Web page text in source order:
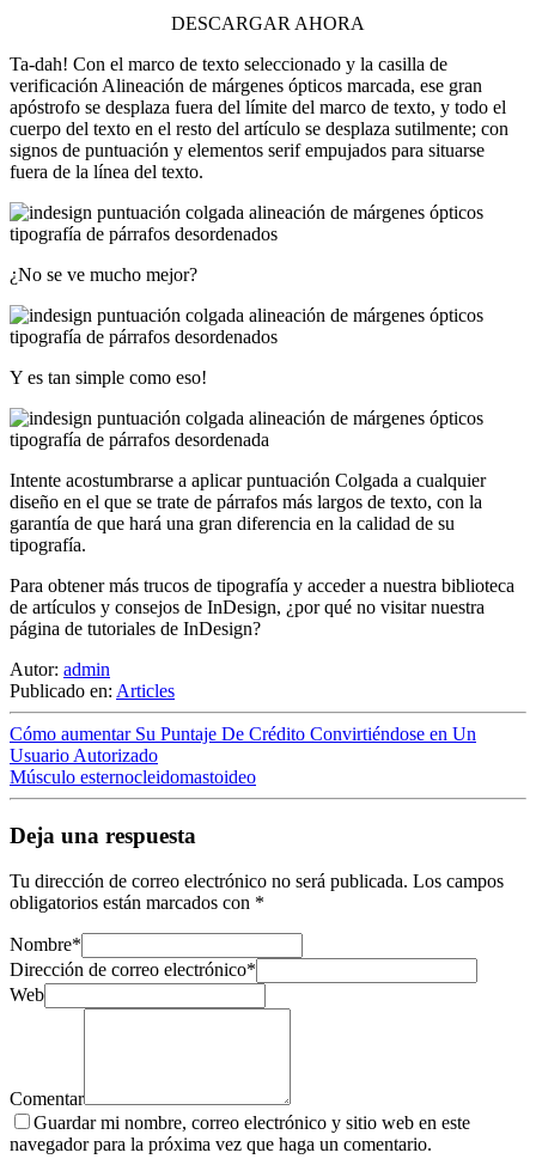
DESCARGAR AHORA
Ta-dah! Con el marco de texto seleccionado y la casilla de
verificación Alineación de márgenes ópticos marcada, ese gran
apóstrofo se desplaza fuera del límite del marco de texto, y todo el
cuerpo del texto en el resto del artículo se desplaza sutilmente; con
signos de puntuación y elementos serif empujados para situarse
fuera de la línea del texto.
¿No se ve mucho mejor?
Y es tan simple como eso!
Intente acostumbrarse a aplicar puntuación Colgada a cualquier
diseño en el que se trate de párrafos más largos de texto, con la
garantía de que hará una gran diferencia en la calidad de su
tipografía.
Para obtener más trucos de tipografía y acceder a nuestra biblioteca
de artículos y consejos de InDesign, ¿por qué no visitar nuestra
página de tutoriales de InDesign?
Autor: admin
Publicado en: Articles
Cómo aumentar Su Puntaje De Crédito Convirtiéndose en Un
Usuario Autorizado
Músculo esternocleidomastoideo
Deja una respuesta
Tu dirección de correo electrónico no será publicada. Los campos
obligatorios están marcados con *
Nombre*
Dirección de correo electrónico*
Web
Comentar
Guardar mi nombre, correo electrónico y sitio web en este
navegador para la próxima vez que haga un comentario.